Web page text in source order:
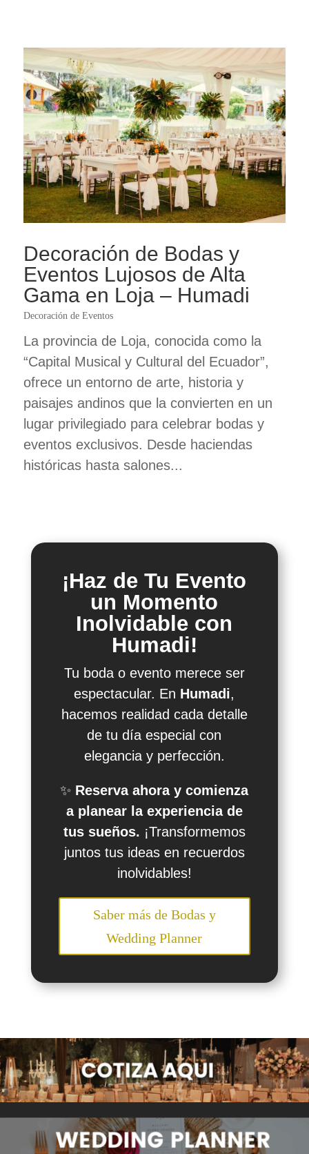
Decoración de Bodas y
Eventos Lujosos de Alta
Gama en Loja – Humadi
Decoración de Eventos
La provincia de Loja, conocida como la
“Capital Musical y Cultural del Ecuador”,
ofrece un entorno de arte, historia y
paisajes andinos que la convierten en un
lugar privilegiado para celebrar bodas y
eventos exclusivos. Desde haciendas
históricas hasta salones...
¡Haz de Tu Evento
un Momento
Inolvidable con
Humadi!
Tu boda o evento merece ser
espectacular. En Humadi,
hacemos realidad cada detalle
de tu día especial con
elegancia y perfección.
✨ Reserva ahora y comienza
a planear la experiencia de
tus sueños. ¡Transformemos
juntos tus ideas en recuerdos
inolvidables!
Saber más de Bodas y
Wedding Planner